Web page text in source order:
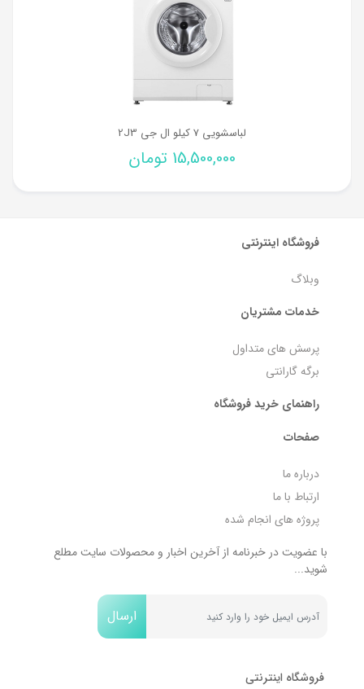
لباسشویی 7 کیلو ال جی 2J3
15,500,000 تومان
فروشگاه اینترنتی
وبلاگ
خدمات مشتریان
پرسش های متداول
برگه گارانتی
راهنمای خرید فروشگاه
صفحات
درباره ما
ارتباط با ما
پروژه های انجام شده
با عضویت در خبرنامه از آخرین اخبار و محصولات سایت مطلع
شوید...
ارسال
فروشگاه اینترنتی